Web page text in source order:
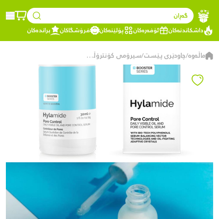
گەڕان
داشکاندنەکان
ئۆفەرەکان پۆلێنەکان فرۆشگاکان براندەکان
ماڵەوە/چاودێری پێست/ سیرۆمی کۆنترۆڵکردنی کونیلەکان